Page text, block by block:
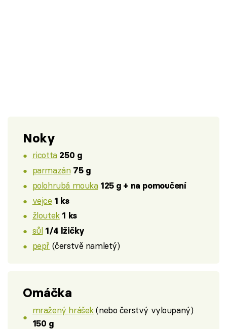
Noky
ricotta 250 g
parmazán 75 g
polohrubá mouka 125 g + na pomoučení
vejce 1 ks
žloutek 1 ks
sůl 1/4 lžičky
pepř (čerstvě namletý)
Omáčka
mražený hrášek(nebo čerstvý vyloupaný)
150 g